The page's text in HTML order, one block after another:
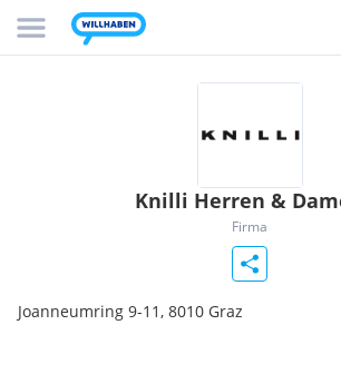
Knilli Herren &
Firma
Joanneumring 9-11, 8010 Graz